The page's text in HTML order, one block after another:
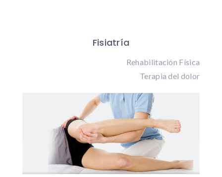
Fisiatría
Rehabilitación Física
Terapia del dolor